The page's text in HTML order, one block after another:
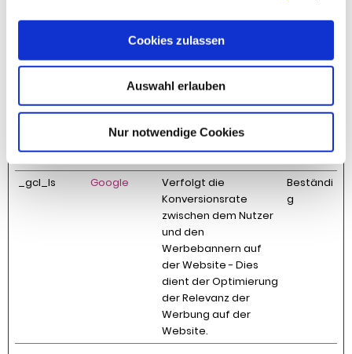
Cookies zulassen
Auswahl erlauben
Nur notwendige Cookies
Werbeaktivitäten der
Website zu messen,
Conversion-Rate der
Anzeigen der Website
über mehrere
Websites hinweg
_gcl_ls Google
Verfolgt die
Konversionsrate
zwischen dem Nutzer
und den
Werbebannern auf
der Website - Dies
dient der Optimierung
der Relevanz der
Werbung auf der
Website.
Beständi
g